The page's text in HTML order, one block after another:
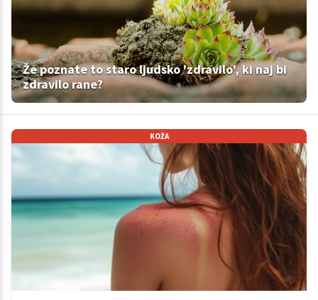
Že poznate to staro ljudsko 'zdravilo', ki naj bi
zdravilo rane?
KOŽA